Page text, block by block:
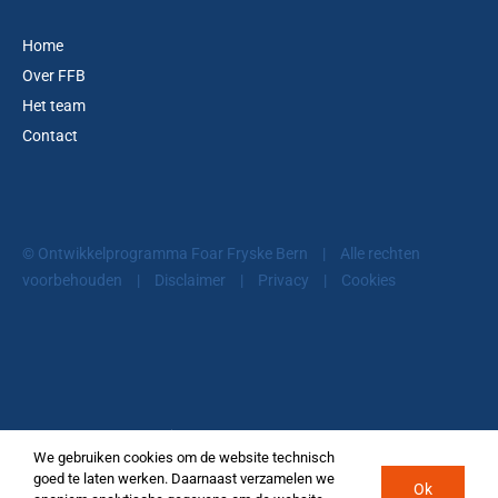
Home
Over FFB
Het team
Contact
© Ontwikkelprogramma Foar Fryske Bern |
Alle rechten
voorbehouden
| Disclaimer | Privacy | Cookies
FacebookLinkedInTwitter
We gebruiken cookies om de website technisch
goed te laten werken. Daarnaast verzamelen we
Ok